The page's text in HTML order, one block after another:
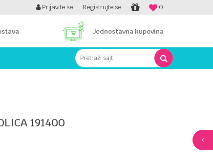
PLATI UNICREDIT KARTICOM NA RATE! 0
Prijavite se Registrujte se
Jednostavna kupovina
Pretraži sajt
191400